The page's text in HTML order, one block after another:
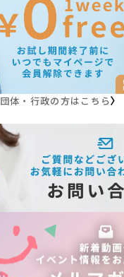
団体・行政の方はこちら